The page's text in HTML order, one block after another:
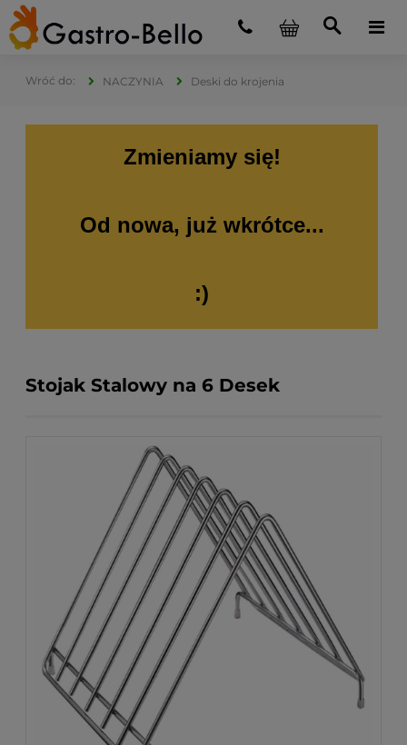
NACZYNIA Deski do krojenia
Zmieniamy się!
Od nowa, już wkrótce...
:)
Stojak Stalowy na 6 Desek